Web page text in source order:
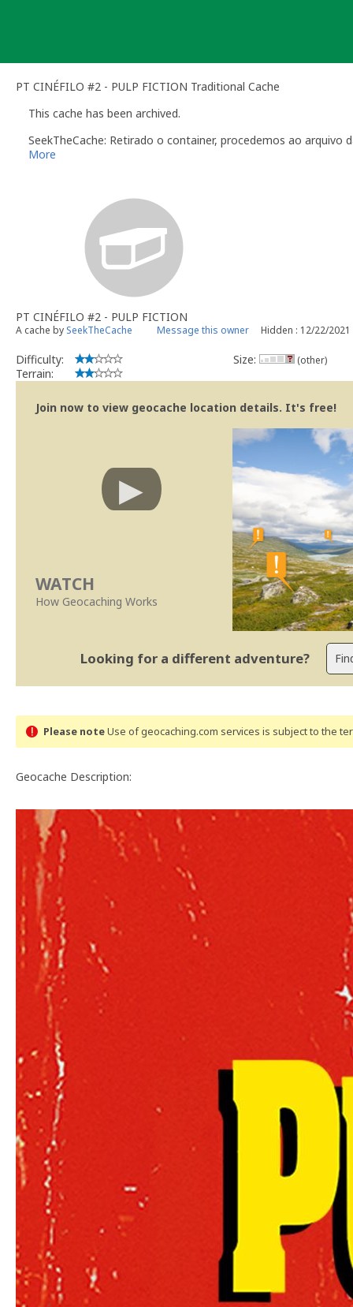
PT CINÉFILO #2 - PULP FICTION Traditional Cache
This cache has been archived.
SeekTheCache: Retirado o container, procedemos ao arquivo
More
PT CINÉFILO #2 - PULP FICTION
A cache by SeekTheCache Message this owner Hidden : 12/22/2021
Difficulty:
Terrain:
Size: (other)
Join now to view geocache location details. It's free!
WATCH
How Geocaching Works
Looking for a different adventure?
Please noteUse of geocaching.com services is subject to the
Geocache Description: